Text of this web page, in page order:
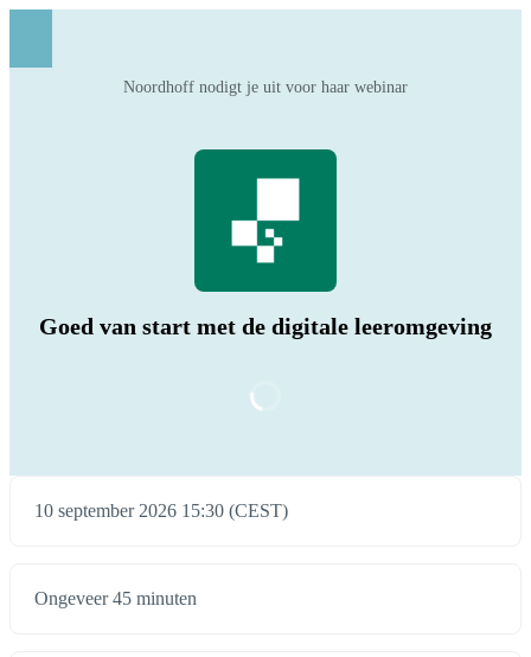
Noordhoff nodigt je uit voor haar webinar
Goed van start met de digitale leeromgeving
10 september 2026 15:30 (CEST)
Ongeveer 45 minuten